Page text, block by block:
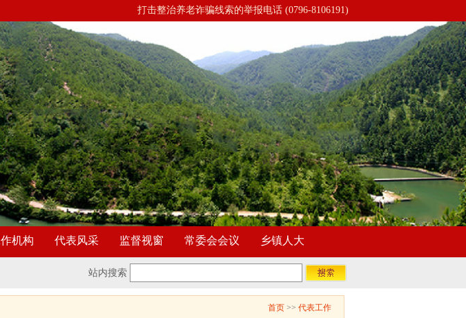
打击整治养老诈骗线索的举报电话 (0796-8106191)
机构 代表风采 监督视窗 常委会会议 乡镇人大
站内搜索
首页 >> 代表工作